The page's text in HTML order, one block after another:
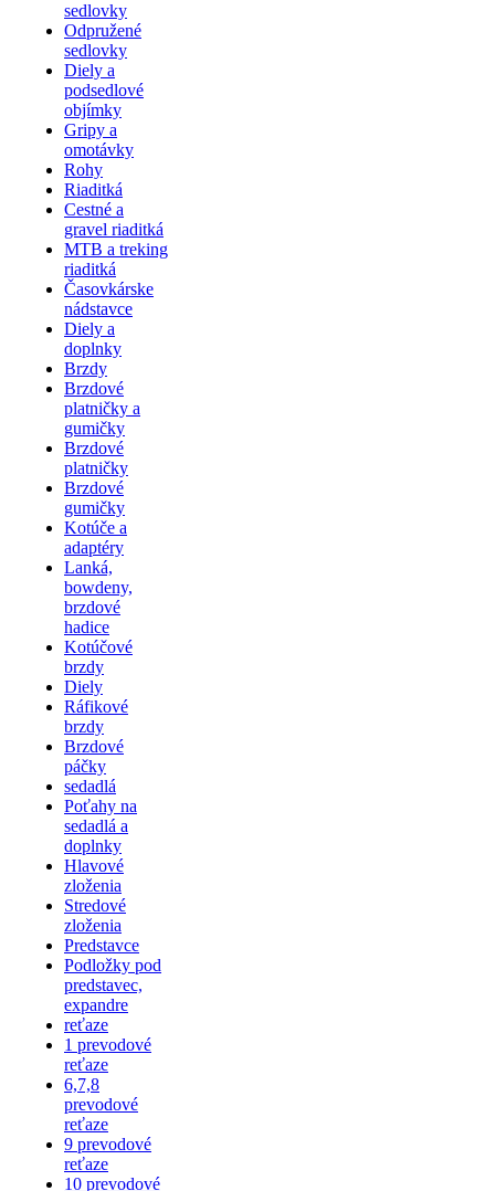
sedlovky
Odpružené
sedlovky
Diely a
podsedlové
objímky
Gripy a
omotávky
Rohy
Riaditká
Cestné a
gravel riaditká
MTB a treking
riaditká
Časovkárske
nádstavce
Diely a
doplnky
Brzdy
Brzdové
platničky a
gumičky
Brzdové
platničky
Brzdové
gumičky
Kotúče a
adaptéry
Lanká,
bowdeny,
brzdové
hadice
Kotúčové
brzdy
Diely
Ráfikové
brzdy
Brzdové
páčky
sedadlá
Poťahy na
sedadlá a
doplnky
Hlavové
zloženia
Stredové
zloženia
Predstavce
Podložky pod
predstavec,
expandre
reťaze
1 prevodové
reťaze
6,7,8
prevodové
reťaze
9 prevodové
reťaze
10 prevodové